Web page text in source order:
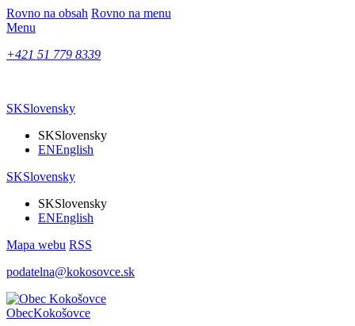
Rovno na obsah Rovno na menu
Menu
+421 51 779 8339
SKSlovensky
SKSlovensky
ENEnglish
SKSlovensky
SKSlovensky
ENEnglish
Mapa webu RSS
podatelna@kokosovce.sk
ObecKokošovce